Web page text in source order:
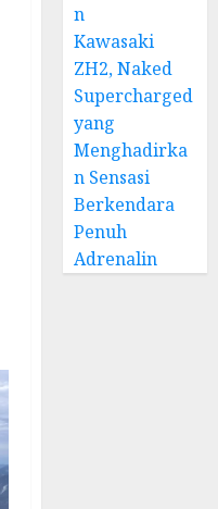
n
Kawasaki
ZH2, Naked
Supercharged
yang
Menghadirka
n Sensasi
Berkendara
Penuh
Adrenalin